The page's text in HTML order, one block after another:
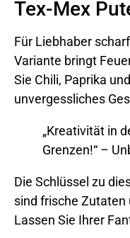
Tex-Mex
Für Liebhaber
Variante bringt
Sie Chili, Paprika
unvergessliches
„Kreativität in
Grenzen!“ –
Die Schlüssel zu
sind frische
Lassen Sie Ihrer